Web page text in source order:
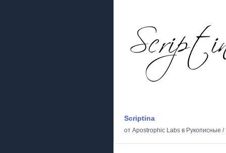
Scriptina
от Apostrophic Labs в Рукописные /